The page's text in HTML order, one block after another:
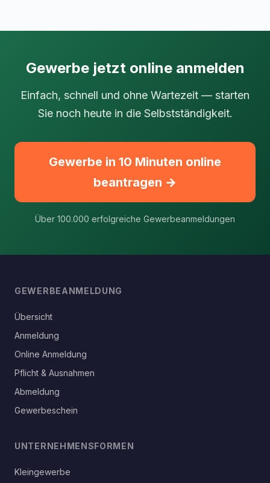
Gewerbe jetzt online anmelden
Einfach, schnell und ohne Wartezeit — starten
Sie noch heute in die Selbstständigkeit.
Gewerbe in 10 Minuten online
beantragen →
Über 100.000 erfolgreiche Gewerbeanmeldungen
GEWERBEANMELDUNG
Übersicht
Anmeldung
Online Anmeldung
Pflicht & Ausnahmen
Abmeldung
Gewerbeschein
UNTERNEHMENSFORMEN
Kleingewerbe